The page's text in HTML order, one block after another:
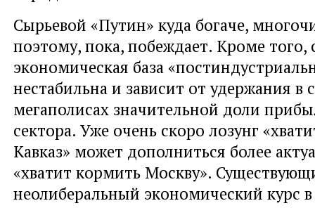
Сырьевой «Путин» куда богаче,
поэтому, пока, побеждает. Кроме того,
экономическая база
нестабильна и зависит от удержания в
мегаполисах значительной доли
сектора. Уже очень скоро лозунг
Кавказ» может дополниться более
«хватит кормить Москву».
неолиберальный экономический курс в